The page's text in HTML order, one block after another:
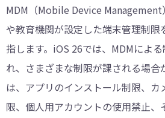
MDM（Mobile Device
や教育機関が設定した端末管理制限
指します。iOS 26では、MDMによ
れ、さまざまな制限が課される場合
は、アプリのインストール制限、カ
限、個人用アカウントの使用禁止